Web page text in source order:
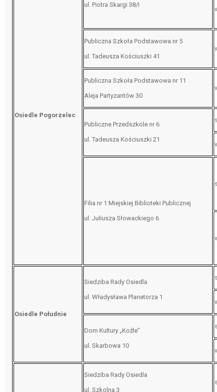
Osiedle Pogorzelec
ul. Piotra Skargi 38/I
Publiczna Szkoła Podstawowa nr 5
ul. Tadeusza Kościuszki 41
Publiczna Szkoła Podstawowa nr 11
Aleja Partyzantów 30
Publiczne Przedszkole nr 6
ul. Tadeusza Kościuszki 21
Filia nr 1 Miejskiej Biblioteki Publicznej
ul. Juliusza Słowackiego 6
Osiedle Południe
Siedziba Rady Osiedla
ul. Władysława Planetorza 1
Dom Kultury „Koźle”
ul. Skarbowa 10
Siedziba Rady Osiedla
ul. Szkolna 3